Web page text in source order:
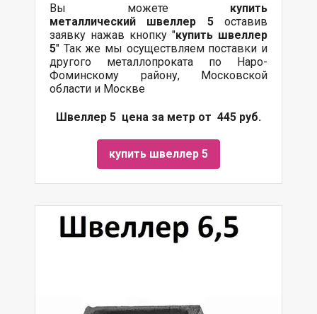
Вы можете купить
металлический швеллер 5оставив
заявку нажав кнопку "купить швеллер
5" Так же мы осуществляем поставки и
другого металлопроката по Наро-
Фоминскому району, Московской
области и Москве
Швеллер 5 цена за метр от 445 руб.
купить швеллер 5